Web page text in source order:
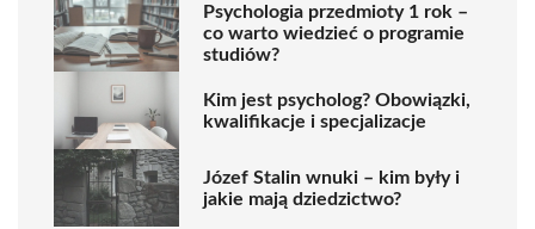
Psychologia przedmioty 1 rok –
co warto wiedzieć o programie
studiów?
Kim jest psycholog? Obowiązki,
kwalifikacje i specjalizacje
Józef Stalin wnuki – kim były i
jakie mają dziedzictwo?